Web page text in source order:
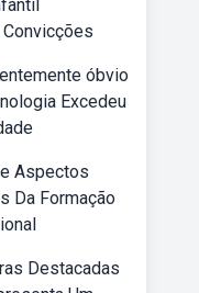
óbvio
Excedeu
Aspectos
Da Formação
Destacadas